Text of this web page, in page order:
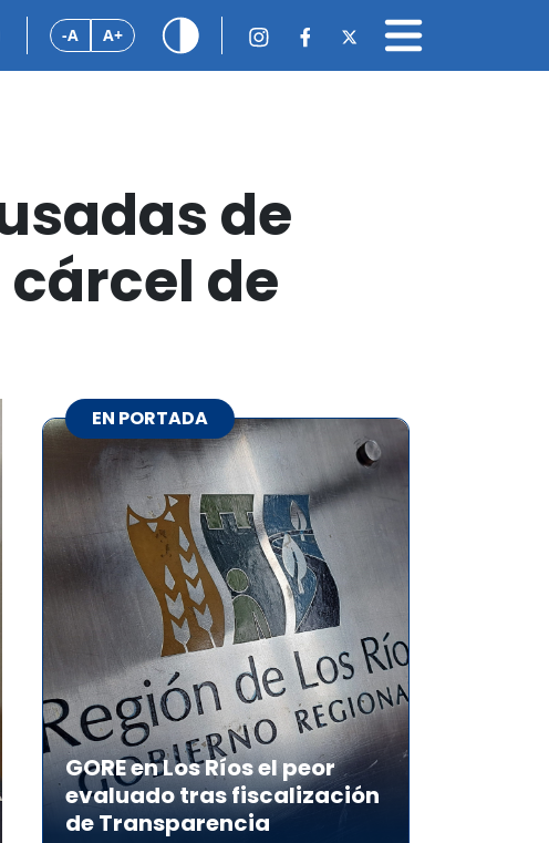
-A A+
de
de
EN PORTADA
GORE en Los Ríos el peor
evaluado tras fiscalización
de Transparencia